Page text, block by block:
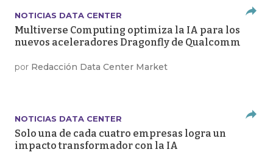
NOTICIAS DATA CENTER
Multiverse Computing optimiza la IA para los
nuevos aceleradores Dragonfly de Qualcomm
por Redacción Data Center Market
NOTICIAS DATA CENTER
Solo una de cada cuatro empresas logra un
impacto transformador con la IA